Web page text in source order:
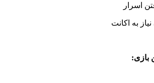
اکانت